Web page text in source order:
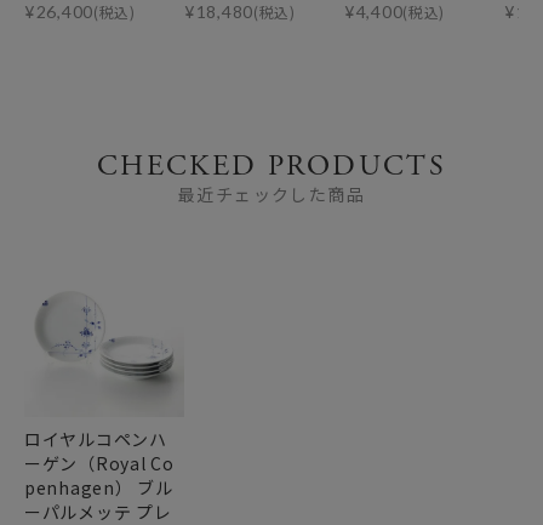
¥26,400(税込) ¥18,480(税込) ¥4,400(税込) ¥
CHECKED PRODUCTS
最近チェックした商品
ロイヤルコペンハ
ーゲン（Royal Co
penhagen） ブル
ーパルメッテ プレ